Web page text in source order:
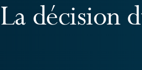
La décision